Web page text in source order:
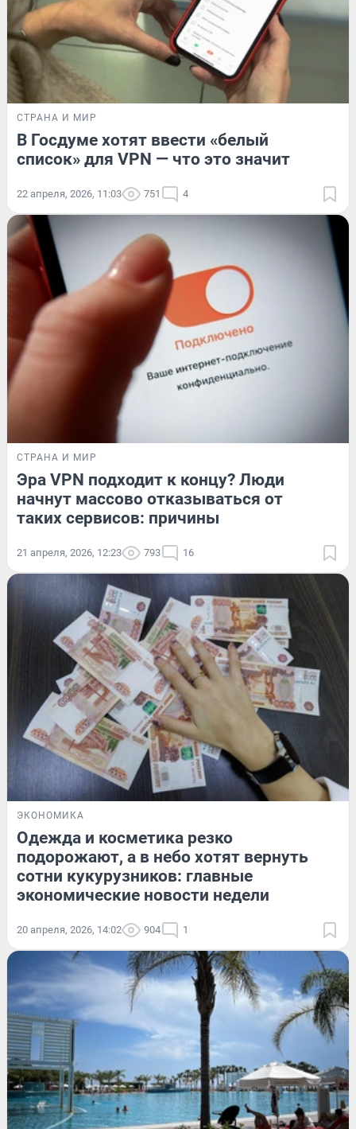
СТРАНА И МИР
В Госдуме хотят ввести «белый
список» для VPN — что это значит
22 апреля, 2026, 11:03 751 4
СТРАНА И МИР
Эра VPN подходит к концу? Люди
начнут массово отказываться от
таких сервисов: причины
21 апреля, 2026, 12:23 793 16
ЭКОНОМИКА
Одежда и косметика резко
подорожают, а в небо хотят вернуть
сотни кукурузников: главные
экономические новости недели
20 апреля, 2026, 14:02 904 1